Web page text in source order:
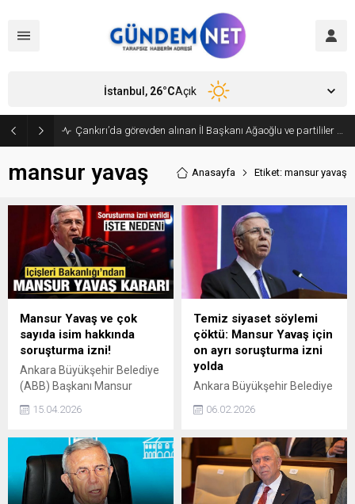
Çankırı’da görevden alınan İl Başkanı Ağaoğlu ve partililer CHP’den istifa edip, Yeni Parti’ye geçti
İstanbul, 26°CAçık
mansur yavaş Anasayfa Etiket: mansur yavaş
Mansur Yavaş ve çok
sayıda isim hakkında
soruşturma izni!
Ankara Büyükşehir Belediye
(ABB) Başkanı Mansur
mitingi kapsamında
kullandığı iddiasıyla
soruşturma izni verildi.
15.04.2026
Temiz siyaset söylemi
çöktü: Mansur Yavaş için
on ayrı soruşturma izni
yolda
Ankara Büyükşehir Belediye
hakkımda soruşturma yok
çelişti. İhaleye fesat ve
görevi kötüye kullanma dahil
ondan fazla dosya için süreç
başlatıldı.
06.02.2026